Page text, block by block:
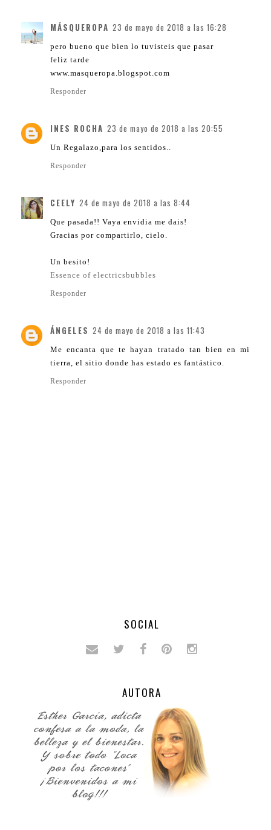
MÁSQUEROPA 23 de mayo de 2018 a las 16:28
pero bueno que bien lo tuvisteis que pasar
feliz tarde
www.masqueropa.blogspot.com
Responder
INES ROCHA 23 de mayo de 2018 a las 20:55
Un Regalazo,para los sentidos..
Responder
CEELY 24 de mayo de 2018 a las 8:44
Que pasada!! Vaya envidia me dais!
Gracias por compartirlo, cielo.
Un besito!
Essence of electricsbubbles
Responder
ÁNGELES 24 de mayo de 2018 a las 11:43
Me encanta que te hayan tratado tan bien en mi
tierra, el sitio donde has estado es fantástico.
Responder
SOCIAL
AUTORA